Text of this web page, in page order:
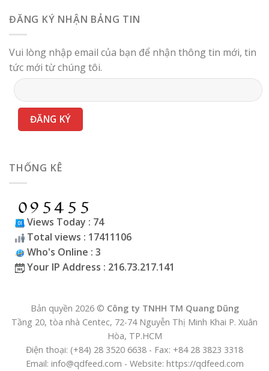
ĐĂNG KÝ NHẬN BẢNG TIN
Vui lòng nhập email của bạn để nhận thông tin mới, tin
tức mới từ chúng tôi.
THỐNG KÊ
Views Today : 74
Total views : 17411106
Who's Online : 3
Your IP Address : 216.73.217.141
Bản quyền 2026 © Công ty TNHH TM Quang Dũng
Tầng 20, tòa nhà Centec, 72-74 Nguyễn Thị Minh Khai P. Xuân
Hòa, TP.HCM
Điện thoại: (+84) 28 3520 6638 - Fax: +84 28 3823 3318
Email: info@qdfeed.com - Website: https://qdfeed.com